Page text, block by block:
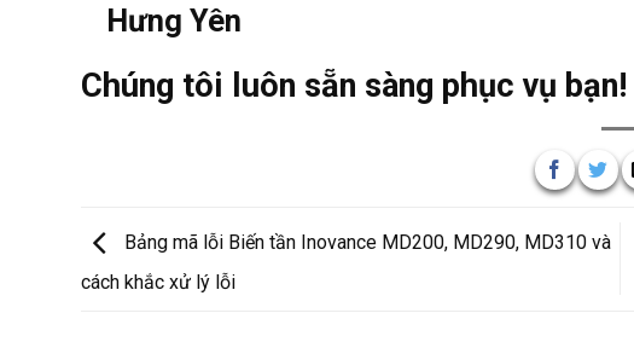
Hưng Yên
Chúng tôi luôn sẵn sàng phục vụ bạn!
Bảng mã lỗi Biến tần Inovance MD200, MD290, MD310 và
cách khắc xử lý lỗi